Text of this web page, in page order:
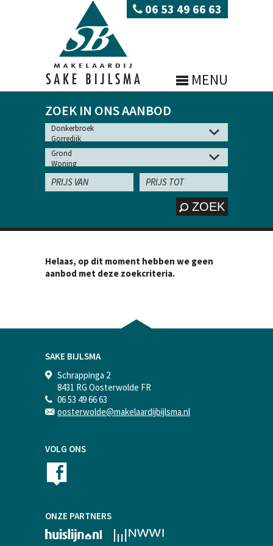
06 53 49 66 63
MENU
ZOEK IN ONS AANBOD
ZOEK
Helaas, op dit moment hebben we geen
aanbod met deze zoekcriteria.
SAKE BIJLSMA
Schrappinga 2
8431 RG Oosterwolde FR
06 53 49 66 63
oosterwolde@makelaardijbijlsma.nl
VOLG ONS
ONZE PARTNERS